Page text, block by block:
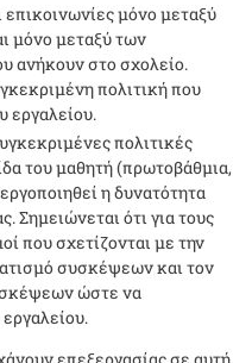
επικοινωνίες μόνο μεταξύ
μόνο μεταξύ των
ανήκουν στο σχολείο.
πολιτική που
εργαλείου.
πολιτικές
του μαθητή (πρωτοβάθμια,
η δυνατότητα
Σημειώνεται ότι για τους
που σχετίζονται με την
συσκέψεων και τον
ώστε να